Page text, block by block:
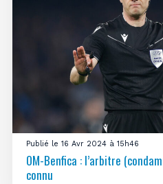
Publié le 16 Avr 2024 à 15h46
OM-Benfica : l’arbitre
connu